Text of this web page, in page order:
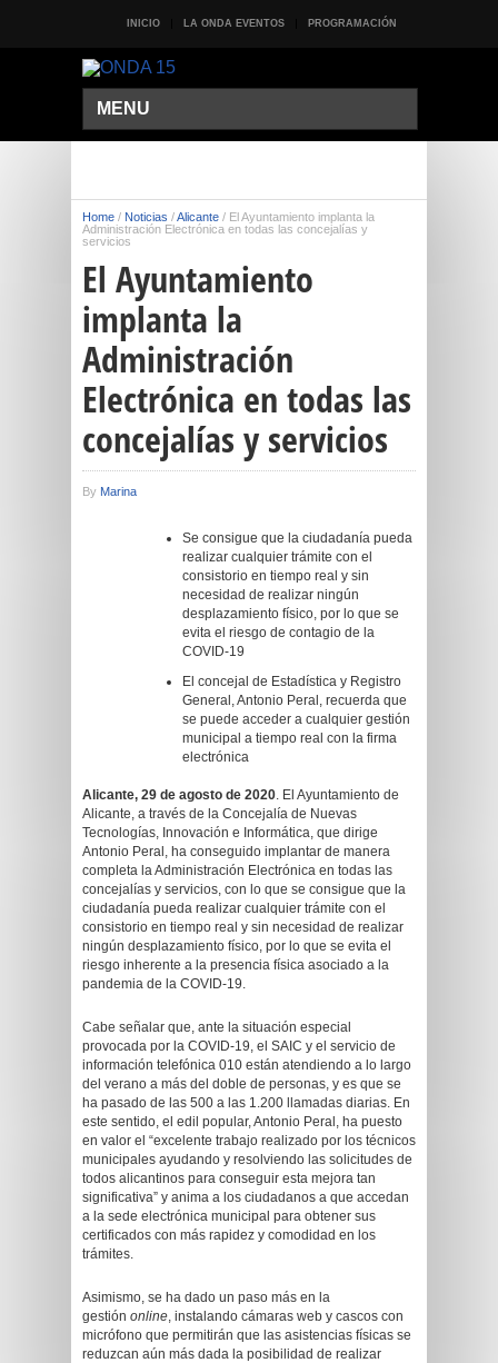
INICIO LA ONDA EVENTOS PROGRAMACIÓN
MENU
Home / Noticias /Alicante / El Ayuntamiento implanta la
Administración Electrónica en todas las concejalías y
servicios
El Ayuntamiento
implanta la
Administración
Electrónica en todas las
concejalías y servicios
By Marina
Se consigue que la ciudadanía pueda
realizar cualquier trámite con el
consistorio en tiempo real y sin
necesidad de realizar ningún
desplazamiento físico, por lo que se
evita el riesgo de contagio de la
COVID-19
El concejal de Estadística y Registro
General, Antonio Peral, recuerda que
se puede acceder a cualquier gestión
municipal a tiempo real con la firma
electrónica
Alicante, 29 de agosto de 2020. El Ayuntamiento de
Alicante, a través de la Concejalía de Nuevas
Tecnologías, Innovación e Informática, que dirige
Antonio Peral, ha conseguido implantar de manera
completa la Administración Electrónica en todas las
concejalías y servicios, con lo que se consigue que la
ciudadanía pueda realizar cualquier trámite con el
consistorio en tiempo real y sin necesidad de realizar
ningún desplazamiento físico, por lo que se evita el
riesgo inherente a la presencia física asociado a la
pandemia de la COVID-19.
Cabe señalar que, ante la situación especial
provocada por la COVID-19, el SAIC y el servicio de
información telefónica 010 están atendiendo a lo largo
del verano a más del doble de personas, y es que se
ha pasado de las 500 a las 1.200 llamadas diarias. En
este sentido, el edil popular, Antonio Peral, ha puesto
en valor el “excelente trabajo realizado por los técnicos
municipales ayudando y resolviendo las solicitudes de
todos alicantinos para conseguir esta mejora tan
significativa” y anima a los ciudadanos a que accedan
a la sede electrónica municipal para obtener sus
certificados con más rapidez y comodidad en los
trámites.
Asimismo, se ha dado un paso más en la
gestión online, instalando cámaras web y cascos con
micrófono que permitirán que las asistencias físicas se
reduzcan aún más dada la posibilidad de realizar